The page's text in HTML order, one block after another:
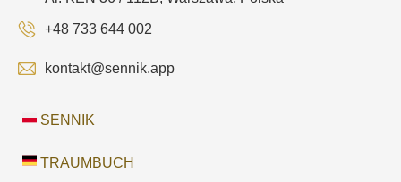
+48 733 644 002
kontakt@sennik.app
SENNIK
TRAUMBUCH